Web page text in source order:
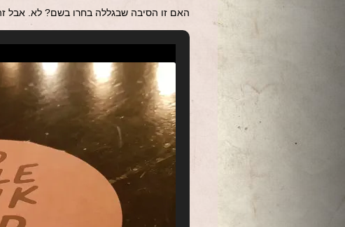
האם זו הסיבה שבגללה בחרו בשם? לא. אבל זה